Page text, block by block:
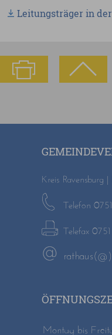
Leitungsträger in
Kreis Ravensburg
Telefon
Telefax
Montag bis